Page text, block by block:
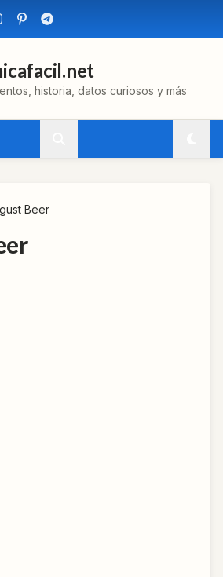
historia, datos curiosos y más
Beer